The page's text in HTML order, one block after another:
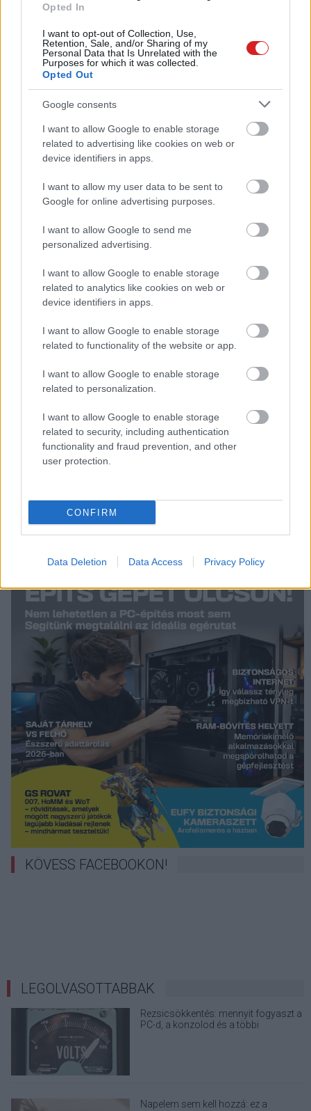
Opted In
I want to opt-out of Collection, Use,
Retention, Sale, and/or Sharing of my
Personal Data that Is Unrelated with the
Purposes for which it was collected.
Opted Out
Google consents
I want to allow Google to enable storage
related to advertising like cookies on web or
device identifiers in apps.
I want to allow my user data to be sent to
Google for online advertising purposes.
I want to allow Google to send me
personalized advertising.
I want to allow Google to enable storage
related to analytics like cookies on web or
device identifiers in apps.
I want to allow Google to enable storage
related to functionality of the website or app.
I want to allow Google to enable storage
related to personalization.
I want to allow Google to enable storage
related to security, including authentication
functionality and fraud prevention, and other
user protection.
CONFIRM
Data Deletion Data Access Privacy Policy
PCW.lite| 2020.03.07 12:00
Az Apple és a Samsung vezeték
meg a Honor Magic Earbuds
PCW.lite
Aktív zajszűréssel érkezik a
Samsung új vezeték nélküli
fülhallgatója
A tudósok szerint rákot okozhat
az AirPods
Új okosóra, fitneszpánt és füles a
Samsung bemutatón
PCW.lite| 2019.02.21 02:14
Ingyen Galaxy Buds jár a Galaxy
S10-et előrendelőknek
A Galaxy S10 vezeték nélkül tölti
fel az új Samsung fülhallgatót
PCW.lite| 2019.02.08 07:00
KÖVESS FACEBOOKON!
LEGOLVASOTTABBAK
Rezsicsökkentés: mennyit fogyaszt a
PC-d, a konzolod és a többi
Napelem sem kell hozzá: ez a